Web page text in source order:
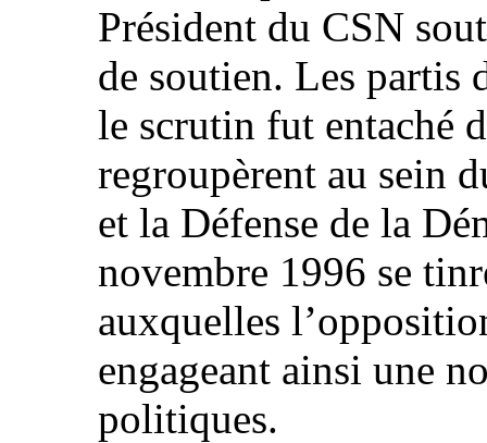
Président du CSN
de soutien. Les partis
le scrutin fut entaché
regroupèrent au sein
et la Défense de la
novembre 1996 se
auxquelles
engageant ainsi une
politiques.